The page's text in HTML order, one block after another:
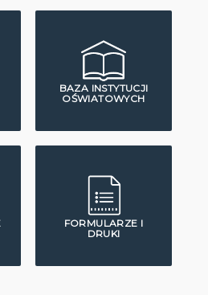
BAZA INSTYTUCJI
OŚWIATOWYCH
FORMULARZE I
DRUKI